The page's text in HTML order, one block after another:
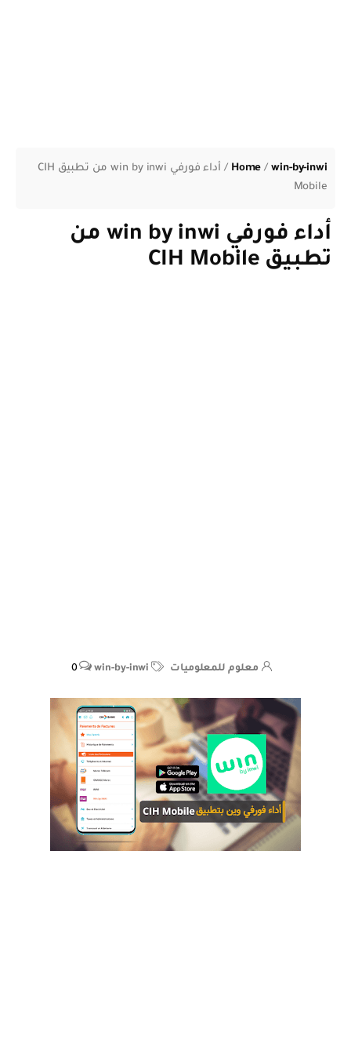
Home / win-by-inwi
/
أداء فورفي win by inwi من تطبيق CIH
Mobile
أداء فورفي win by inwi من
تطبيق CIH Mobile
معلوم للمعلوميات win-by-inwi
0